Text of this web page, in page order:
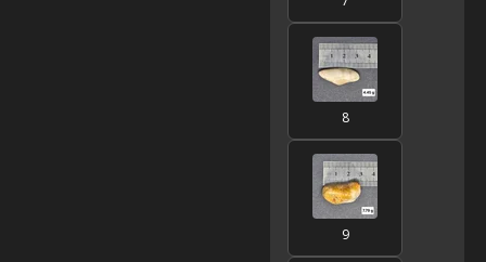
8
9